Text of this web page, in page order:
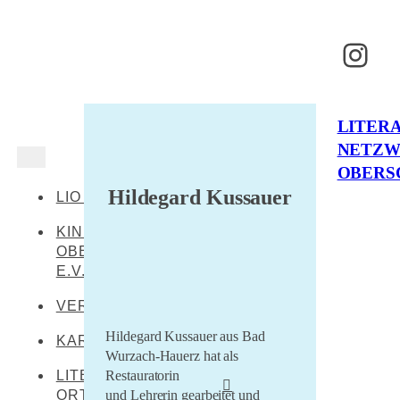
LIO AKTUELL
KINDERKULTUR
OBERSCHWABEN
E.V.
VERANSTALTUNGEN
KARTE
LITERARISCHE
ORTE
Hildegard Kussauer
Hildegard Kussauer aus Bad
Wurzach-Hauerz hat als
Restauratorin
und Lehrerin gearbeitet und